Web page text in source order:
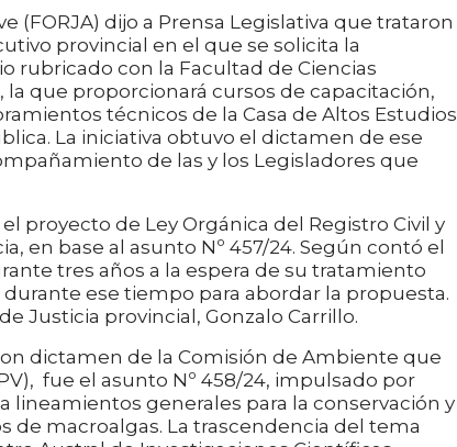
(FORJA) dijo a Prensa Legislativa que trataron
provincial en el que se solicita la
rubricado con la Facultad de Ciencias
que proporcionará cursos de capacitación,
técnicos de la Casa de Altos Estudios
La iniciativa obtuvo el dictamen de ese
de las y los Legisladores que
proyecto de Ley Orgánica del Registro Civil y
en base al asunto Nº 457/24. Según contó el
tres años a la espera de su tratamiento
ese tiempo para abordar la propuesta.
Justicia provincial, Gonzalo Carrillo.
dictamen de la Comisión de Ambiente que
fue el asunto Nº 458/24, impulsado por
lineamientos generales para la conservación y
de macroalgas. La trascendencia del tema